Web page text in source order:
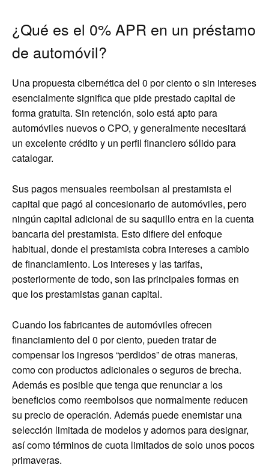
¿Qué es el 0% APR en un préstamo
de automóvil?
Una propuesta cibernética del 0 por ciento o sin intereses
esencialmente significa que pide prestado capital de
forma gratuita. Sin retención, solo está apto para
automóviles nuevos o CPO, y generalmente necesitará
un excelente crédito y un perfil financiero sólido para
catalogar.
Sus pagos mensuales reembolsan al prestamista el
capital que pagó al concesionario de automóviles, pero
ningún capital adicional de su saquillo entra en la cuenta
bancaria del prestamista. Esto difiere del enfoque
habitual, donde el prestamista cobra intereses a cambio
de financiamiento. Los intereses y las tarifas,
posteriormente de todo, son las principales formas en
que los prestamistas ganan capital.
Cuando los fabricantes de automóviles ofrecen
financiamiento del 0 por ciento, pueden tratar de
compensar los ingresos “perdidos” de otras maneras,
como con productos adicionales o seguros de brecha.
Además es posible que tenga que renunciar a los
beneficios como reembolsos que normalmente reducen
su precio de operación. Además puede enemistar una
selección limitada de modelos y adornos para designar,
así como términos de cuota limitados de solo unos pocos
primaveras.